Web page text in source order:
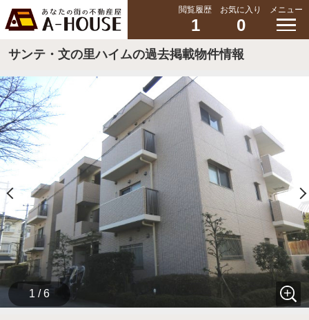
閲覧履歴
1
お気に入り
0
メニュー
サンテ・文の里ハイムの過去掲載物件情報
1 / 6